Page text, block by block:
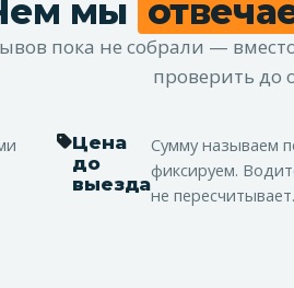
мы
пока не собрали —
проверить до
Цена
до
выезда
Сумму называем
фиксируем.
не пересчитывает.